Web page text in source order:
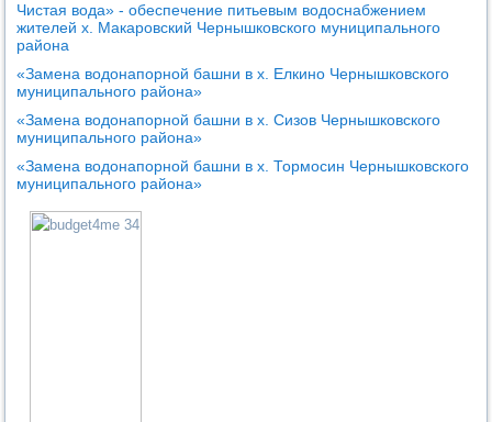
Чистая вода» - обеспечение питьевым водоснабжением
жителей х. Макаровский Чернышковского муниципального
района
«Замена водонапорной башни в х. Елкино Чернышковского
муниципального района»
«Замена водонапорной башни в х. Сизов Чернышковского
муниципального района»
«Замена водонапорной башни в х. Тормосин Чернышковского
муниципального района»